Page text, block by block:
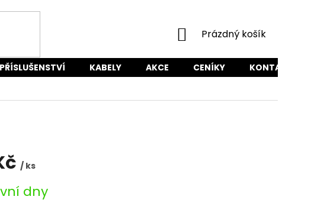
NÁKUPNÍ
Prázdný košík
PŘÍSLUŠENSTVÍ KABELY AKCE CENÍKY KONTAKTY
/ ks
dny